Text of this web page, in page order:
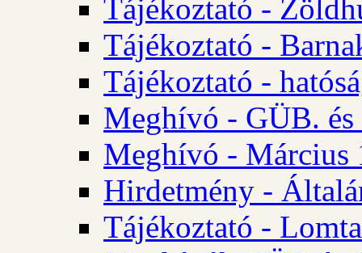
Tájékoztató -
Tájékoztató -
Tájékoztató -
Meghívó - GÜB.
Meghívó - Március
Hirdetmény -
Tájékoztató -